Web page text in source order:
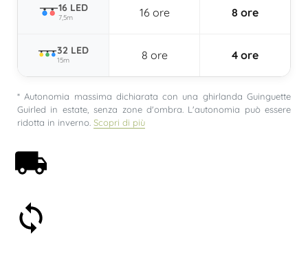
16 LED
7,5m 16 ore 8 ore
32 LED
15m 8 ore 4 ore
* Autonomia massima dichiarata con una ghirlanda Guinguette
Guirled in estate, senza zone d'ombra. L'autonomia può essere
ridotta in inverno. Scopri di più